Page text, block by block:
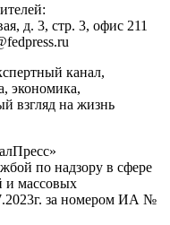
д. 3, стр. 3, офис 211
канал,
экономика,
взгляд на жизнь
по надзору в сфере
и массовых
за номером ИА №